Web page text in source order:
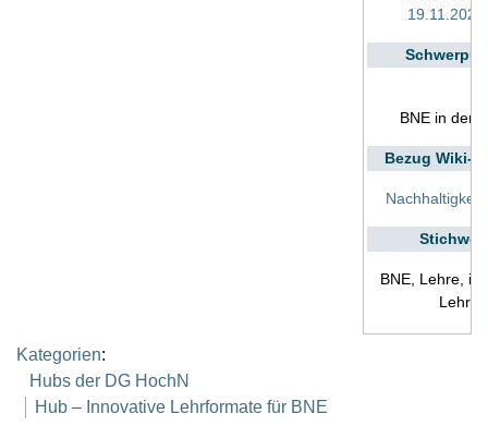
BNE in der
Bezug Wiki-
Nachhaltigkeit
BNE, Lehre,
Lehre
Kategorien:
Hubs der DG HochN
Hub – Innovative Lehrformate für BNE